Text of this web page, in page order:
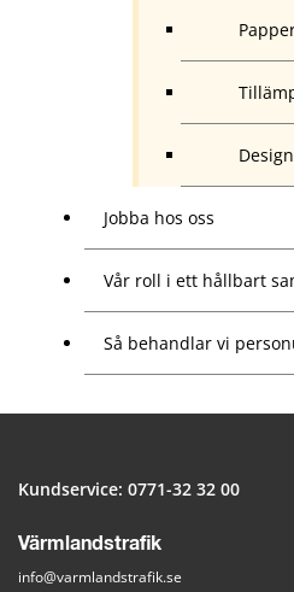
Jobba hos oss
Vår roll i ett hållbart
Så behandlar vi
Kundservice: 0771-32 32 00
Värmlandstrafik
info@varmlandstrafik.se